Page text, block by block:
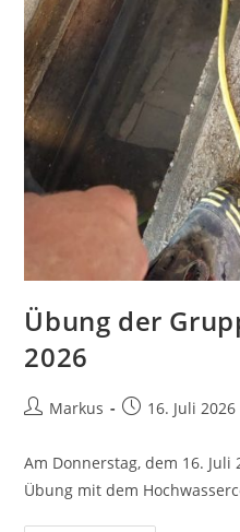
Übung der
2026
Markus 16. Juli 2026
Am Donnerstag, dem 16.
Übung mit dem